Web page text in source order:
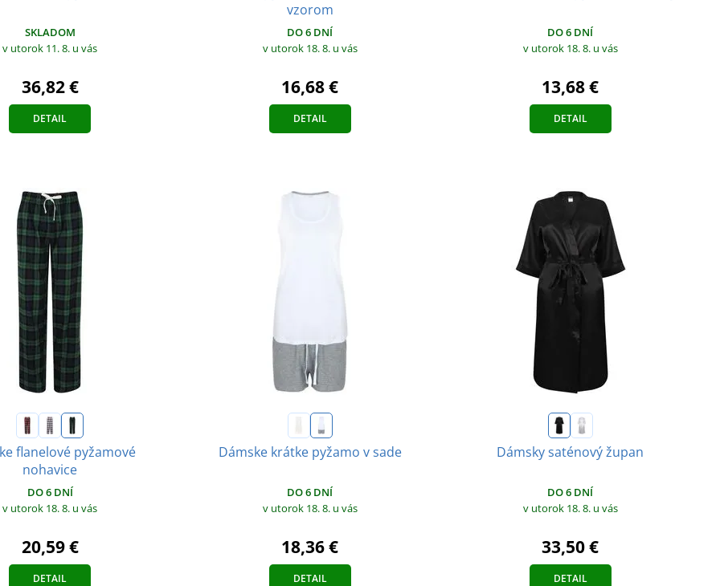
SKLADOM
v utorok 11. 8. u vás
36,82 €
DETAIL
vzorom
DO 6 DNÍ
v utorok 18. 8. u vás
16,68 €
DETAIL
DO 6 DNÍ
v utorok 18. 8. u vás
13,68 €
DETAIL
flanelové pyžamové
nohavice
DO 6 DNÍ
v utorok 18. 8. u vás
20,59 €
DETAIL
Dámske krátke pyžamo v sade
DO 6 DNÍ
v utorok 18. 8. u vás
18,36 €
DETAIL
Dámsky saténový župan
DO 6 DNÍ
v utorok 18. 8. u vás
33,50 €
DETAIL